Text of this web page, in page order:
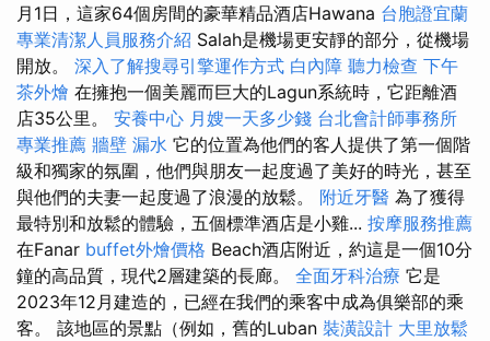
月1日，這家64個房間的豪華精品酒店Hawana 台胞證宜蘭
專業清潔人員服務介紹 Salah是機場更安靜的部分，從機場
開放。 深入了解搜尋引擎運作方式 白內障 聽力檢查 下午
茶外燴 在擁抱一個美麗而巨大的Lagun系統時，它距離酒
店35公里。 安養中心 月嫂一天多少錢 台北會計師事務所
專業推薦 牆壁 漏水 它的位置為他們的客人提供了第一個階
級和獨家的氛圍，他們與朋友一起度過了美好的時光，甚至
與他們的夫妻一起度過了浪漫的放鬆。 附近牙醫 為了獲得
最特別和放鬆的體驗，五個標準酒店是小雞... 按摩服務推薦
在Fanar buffet外燴價格 Beach酒店附近，約這是一個10分
鐘的高品質，現代2層建築的長廊。 全面牙科治療 它是
2023年12月建造的，已經在我們的乘客中成為俱樂部的乘
客。 該地區的景點（例如，舊的Luban 裝潢設計 大里放鬆